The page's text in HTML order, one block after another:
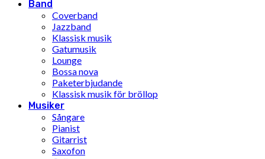
Band
Coverband
Jazzband
Klassisk musik
Gatumusik
Lounge
Bossa nova
Paketerbjudande
Klassisk musik för bröllop
Musiker
Sångare
Pianist
Gitarrist
Saxofon